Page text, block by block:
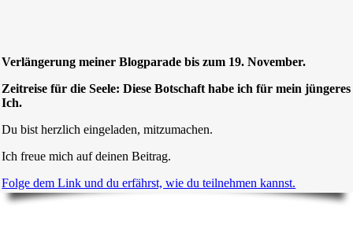
Verlängerung meiner Blogparade bis zum 19. November.
Zeitreise für die Seele: Diese Botschaft habe ich für mein jüngeres
Ich.
Du bist herzlich eingeladen, mitzumachen.
Ich freue mich auf deinen Beitrag.
Folge dem Link und du erfährst, wie du teilnehmen kannst.